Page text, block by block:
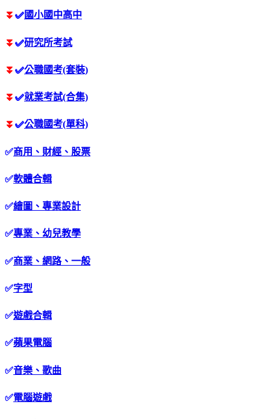
⏬ ✅國小國中高中
⏬ ✅研究所考試
⏬ ✅公職國考(套裝)
⏬ ✅就業考試(合集)
⏬ ✅公職國考(單科)
✅商用、財經、股票
✅軟體合輯
✅繪圖、專業設計
✅專業、幼兒教學
✅商業、網路、一般
✅字型
✅遊戲合輯
✅蘋果電腦
✅音樂、歌曲
✅電腦遊戲